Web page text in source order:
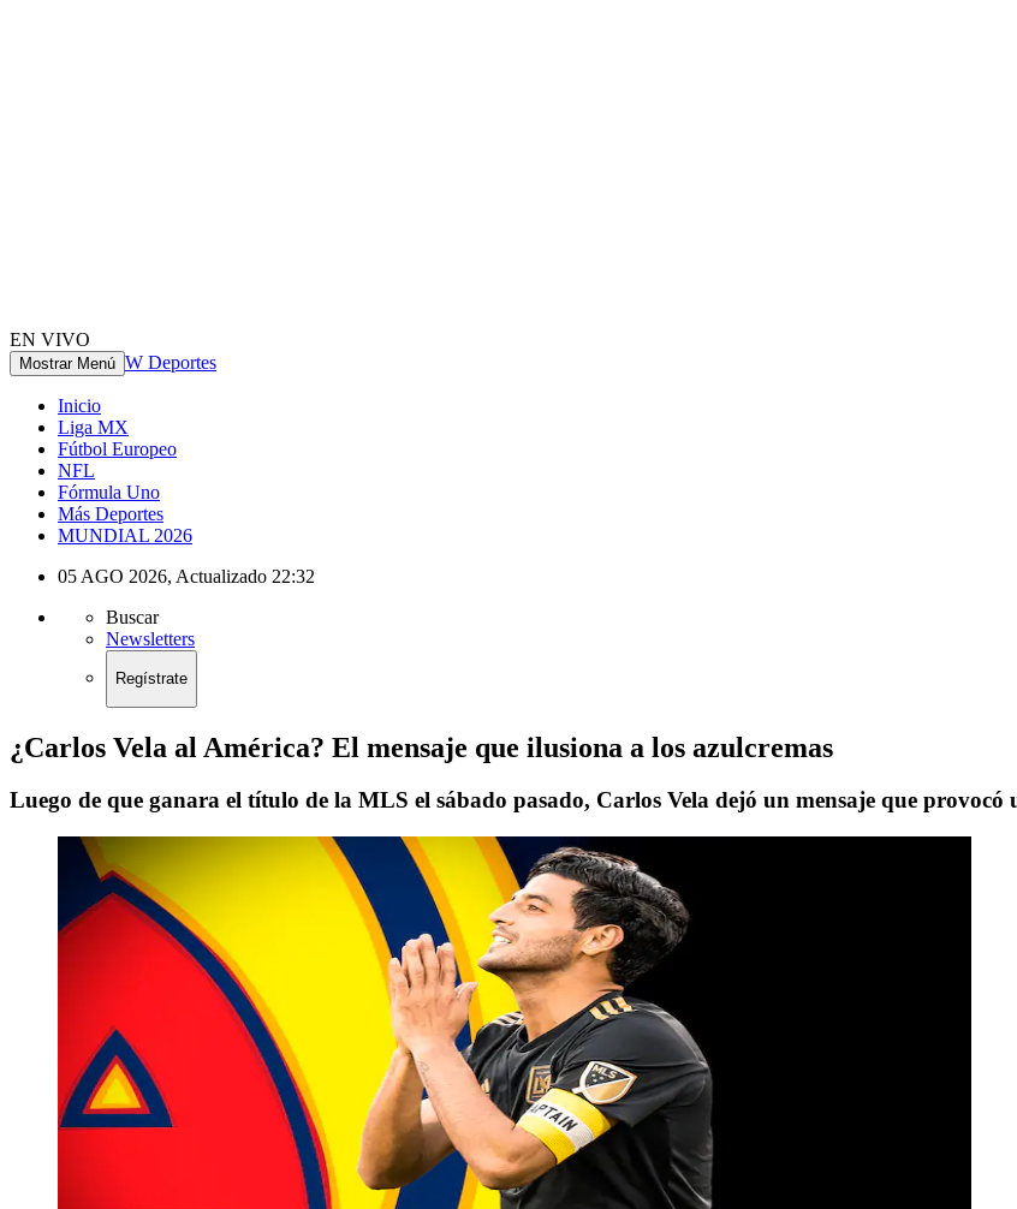
EN VIVO
Mostrar Menú W Deportes
Inicio
Liga MX
Fútbol Europeo
NFL
Fórmula Uno
Más Deportes
MUNDIAL 2026
05 AGO 2026, Actualizado 22:32
Buscar
Newsletters
Regístrate
¿Carlos Vela al América? El mensaje que ilusiona a los azulcremas
Luego de que ganara el título de la MLS el sábado pasado, Carlos Vela dejó un mensaje que provocó